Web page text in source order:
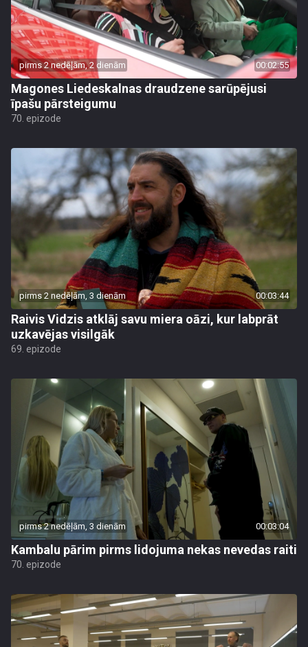
pirms 2 nedēļām, 2 dienām 00:02:55
Magones Liedeskalnas draudzene sarūpējusi
īpašu pārsteigumu
70. epizode
pirms 2 nedēļām, 3 dienām 00:03:44
Raivis Vidzis atklāj savu miera oāzi, kur labprāt
uzkavējas visilgāk
69. epizode
pirms 2 nedēļām, 3 dienām 00:03:04
Kambalu pārim pirms lidojuma nekas nevedas raiti
70. epizode